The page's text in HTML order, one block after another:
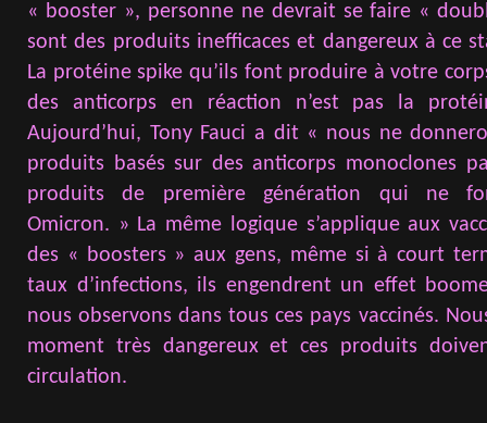
« booster », personne ne devrait se faire «
sont des produits inefficaces et dangereux à ce
La protéine spike qu’ils font produire à votre
des anticorps en réaction n’est pas la
Aujourd’hui, Tony Fauci a dit « nous ne
produits basés sur des anticorps monoclones
produits de première génération qui ne
Omicron. » La même logique s’applique aux
des « boosters » aux gens, même si à court
taux d’infections, ils engendrent un effet
nous observons dans tous ces pays vaccinés.
moment très dangereux et ces produits
circulation.